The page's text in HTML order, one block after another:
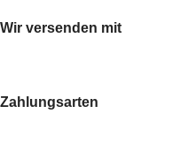
Wir versenden mit
Zahlungsarten